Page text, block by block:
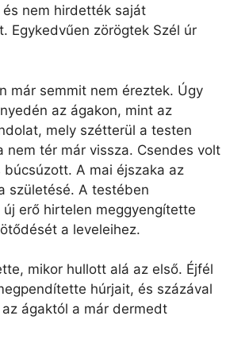
nem hirdették saját
Egykedvűen zörögtek Szél úr
már semmit nem éreztek. Úgy
az ágakon, mint az
mely szétterül a testen
nem tér már vissza. Csendes volt
búcsúzott. A mai éjszaka az
születésé. A testében
erő hirtelen meggyengítette
a leveleihez.
mikor hullott alá az első. Éjfél
húrjait, és százával
ágaktól a már dermedt